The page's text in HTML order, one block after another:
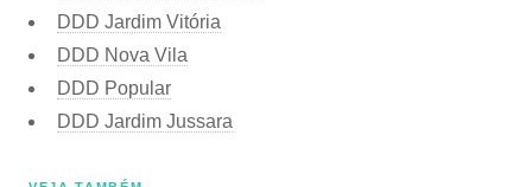
DDD Jardim Vitória
DDD Nova Vila
DDD Popular
DDD Jardim Jussara